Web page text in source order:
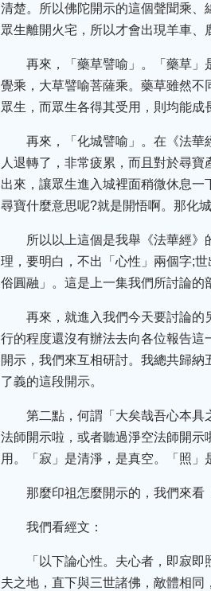
清楚。所以佛陀開示的這個聲聞乘
眾生離開火宅，所以才會出現羊車、
再來，「藥草譬喻」。「藥草」
覺乘，大草譬喻菩薩乘。藥草雖然
眾生，而眾生各得其受用，則均能成
再來，「化城譬喻」。在《法華
人退轉了，非常疲累，而且對於尋
出來，讓眾生進入城裡面稍微休息
尋寶什麼意思呢?就是開悟啊。那化
所以以上這個是我舉《法華經
理，要明白，不出「心性」兩個字;
俗圓融」。這是上一集我們所討論的
再來，就進入我們今天要討論的
行的程度還沒有辦法去向各位報告
開示，我們來互相研討。我總共歸
了義的這段開示。
第二點，何謂「大矣哉吾心本具
法師開示啦，或者聽過淨空法師開
用。「寂」是清淨，是真空。「照」
那麼印祖怎麼開示的，我們來看
我們看經文：
「以下論心性。夫心者，即寂
夫之地，直下與三世諸佛，敵體相同